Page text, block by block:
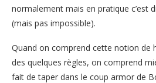
normalement mais en pratique c’est
(mais pas impossible).
Quand on comprend cette notion de
des quelques règles, on comprend
fait de taper dans le coup armor de